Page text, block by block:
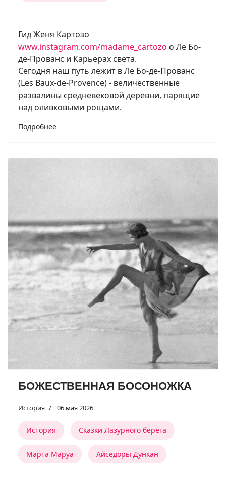
Гид Женя Картозо
www.instagram.com/madame_cartozo о Ле Бо-
де-Прованс и Карьерах света.
Сегодня наш путь лежит в Ле Бо-де-Прованс
(Les Baux-de-Provence) - величественные
развалины средневековой деревни, парящие
над оливковыми рощами.
Подробнее
БОЖЕСТВЕННАЯ БОСОНОЖКА
История 06 мая 2026
История Сказки Лазурного берега
Марта Маруа Айседоры Дункан